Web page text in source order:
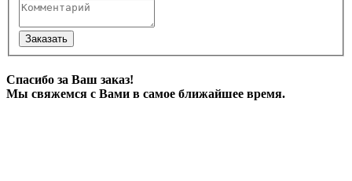
Заказать
Спасибо за Ваш заказ!
Мы свяжемся с Вами в самое ближайшее время.